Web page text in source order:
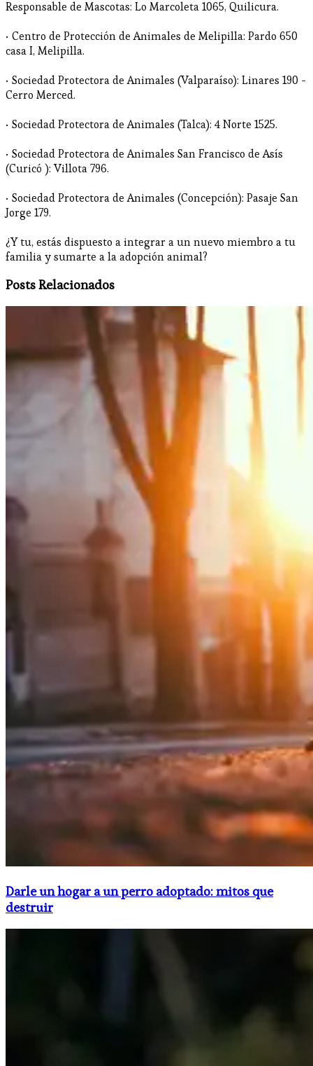
Responsable de Mascotas: Lo Marcoleta 1065, Quilicura.
• Centro de Protección de Animales de Melipilla: Pardo 650
casa I, Melipilla.
• Sociedad Protectora de Animales (Valparaíso): Linares 190 -
Cerro Merced.
• Sociedad Protectora de Animales (Talca): 4 Norte 1525.
• Sociedad Protectora de Animales San Francisco de Asís
(Curicó ): Villota 796.
• Sociedad Protectora de Animales (Concepción): Pasaje San
Jorge 179.
¿Y tu, estás dispuesto a integrar a un nuevo miembro a tu
familia y sumarte a la adopción animal?
Posts Relacionados
Darle un hogar a un perro adoptado: mitos que
destruir